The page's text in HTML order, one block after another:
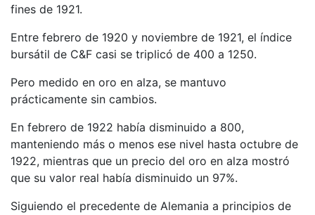
fines de 1921.
Entre febrero de 1920 y noviembre de 1921, el índice
bursátil de C&F casi se triplicó de 400 a 1250.
Pero medido en oro en alza, se mantuvo
prácticamente sin cambios.
En febrero de 1922 había disminuido a 800,
manteniendo más o menos ese nivel hasta octubre de
1922, mientras que un precio del oro en alza mostró
que su valor real había disminuido un 97%.
Siguiendo el precedente de Alemania a principios de